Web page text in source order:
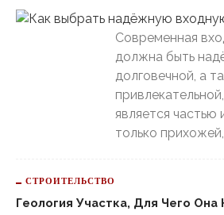
Современная
должна быть
долговечной, а
является частью
только прихожей,
СТРОИТЕЛЬСТВО
Геология Участка, Для Чего Она